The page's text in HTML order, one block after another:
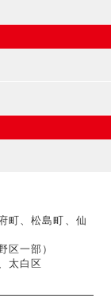
町、松島町、仙
区一部）
太白区